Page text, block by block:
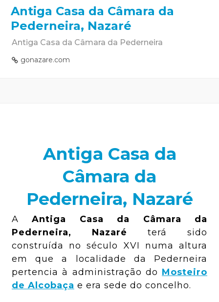
Antiga Casa da Câmara da
Pederneira, Nazaré
Antiga Casa da Câmara da Pederneira
gonazare.com
Antiga Casa da
Câmara da
Pederneira, Nazaré
AAntiga Casa da Câmara da
Pederneira, Nazaré terá sido
construída no século XVI numa altura
em que a localidade da Pederneira
pertencia à administração do Mosteiro
de Alcobaça e era sede do concelho.